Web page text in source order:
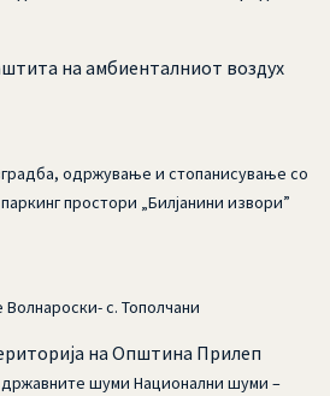
на амбиенталниот воздух
одржување и стопанисување со
простори „Билјанини извори”
с. Тополчани
на Општина Прилеп
државните шуми Национални шуми –